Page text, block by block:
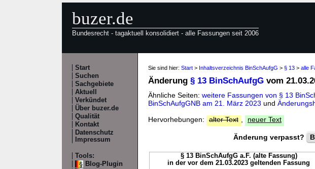
buzer.de
Bundesrecht - tagaktuell konsolidiert - alle Fassungen seit 2006
Start
Suchen
Sachgebiete
Aktuell
Verkündet
Über buzer.de
Qualität
Kontakt
Datenschutz
Impressum
Tools:
Blog-Plugin
Sie sind hier: Start > Inhaltsverzeichnis BinSchAufgG > § 13 > alle
Änderung § 13 BinSchAufgG vom
Ähnliche Seiten: weitere Fassungen von § 13
BinSchAufgGNB am 21. März 2023 und
Hervorhebungen:
alter Text neuer Text
Änderung verpasst?
§ 13 BinSchAufgG a.F. (alte Fassung)
in der vor dem 21.03.2023 geltenden Fassung